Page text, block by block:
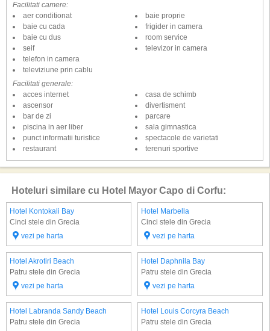
Facilitati camere:
aer conditionat
baie cu cada
baie cu dus
baie proprie
frigider in camera
room service
seif
telefon in camera
televiziune prin cablu
televizor in camera
Facilitati generale:
acces internet
ascensor
bar de zi
casa de schimb
divertisment
parcare
piscina in aer liber
punct informatii turistice
restaurant
sala gimnastica
spectacole de varietati
terenuri sportive
Hoteluri similare cu Hotel Mayor Capo di Corfu:
Hotel Kontokali Bay
Cinci stele din Grecia
vezi pe harta
Hotel Marbella
Cinci stele din Grecia
vezi pe harta
Hotel Akrotiri Beach
Patru stele din Grecia
vezi pe harta
Hotel Daphnila Bay
Patru stele din Grecia
vezi pe harta
Hotel Labranda Sandy Beach
Patru stele din Grecia
Hotel Louis Corcyra Beach
Patru stele din Grecia